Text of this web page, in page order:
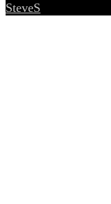
SteveS